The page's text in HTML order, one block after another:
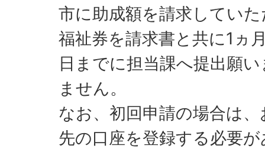
市に助成額を請求してい
福祉券を請求書と共に1ヵ
日までに担当課へ提出願
ません。
なお、初回申請の場合は
先の口座を登録する必要